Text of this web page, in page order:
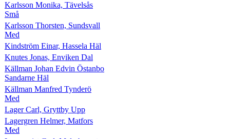
Karlsson Monika, Tävelsås
Små
Karlsson Thorsten, Sundsvall
Med
Kindström Einar, Hassela Häl
Knutes Jonas, Enviken Dal
Källman Johan Edvin Östanbo
Sandarne Häl
Källman Manfred Tynderö
Med
Lager Carl, Gryttby Upp
Lagergren Helmer, Matfors
Med